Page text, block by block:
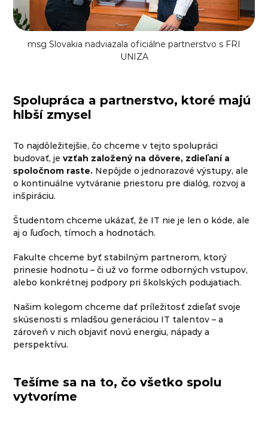
msg Slovakia nadviazala oficiálne partnerstvo s FRI
UNIZA
Spolupráca a partnerstvo, ktoré majú
hlbší zmysel
To najdôležitejšie, čo chceme v tejto spolupráci
budovať, jevzťah založený na dôvere, zdieľaní a
spoločnom raste. Nepôjde o jednorazové výstupy, ale
o kontinuálne vytváranie priestoru pre dialóg, rozvoj a
inšpiráciu.
Študentom chceme ukázať, že IT nie je len o kóde, ale
aj o ľuďoch, tímoch a hodnotách.
Fakulte chceme byť stabilným partnerom, ktorý
prinesie hodnotu – či už vo forme odborných vstupov,
alebo konkrétnej podpory pri školských podujatiach.
Našim kolegom chceme dať príležitosť zdieľať svoje
skúsenosti s mladšou generáciou IT talentov – a
zároveň v nich objaviť novú energiu, nápady a
perspektívu.
Tešíme sa na to, čo všetko spolu
vytvoríme